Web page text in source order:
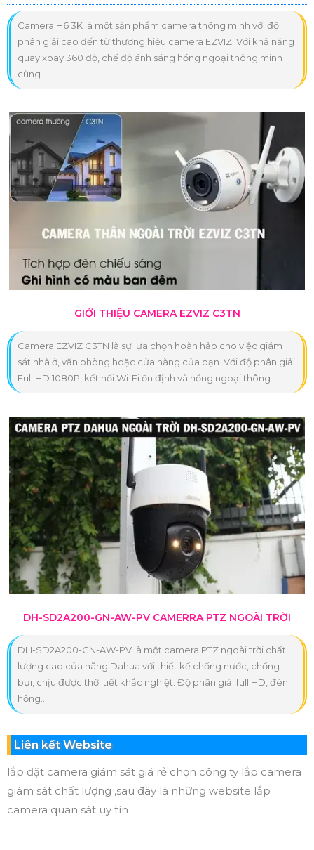
Camera H6 3K là một sản phẩm camera thông minh với độ
phân giải cao đến từ thương hiệu camera EZVIZ. Với khả năng
quay xoay 360 độ, chế độ ánh sáng hồng ngoại thông minh
cùng...
GIỚI THIỆU CAMERA EZVIZ C3TN
Camera EZVIZ C3TN là sự lựa chọn hoàn hảo cho việc giám
sát nhà ở, văn phòng hoặc cửa hàng của bạn. Với độ phân giải
Full HD 1080P, kết nối Wi-Fi ổn định và hồng ngoại thông...
DH-SD2A200-GN-AW-PV CAMERRA PTZ NGOÀI TRỜI
DH-SD2A200-GN-AW-PV là một camera PTZ ngoài trời chất
lượng cao của hãng Dahua với thiết kế chống nước, chống
bụi, chịu được thời tiết khắc nghiệt. Độ phân giải full HD, đèn
hồng...
Liên kết Website
lắp đặt camera giám sát giá rẻ chọn công ty lắp camera
giám sát chất lượng ,sau đây là những website lắp
camera quan sát uy tín .